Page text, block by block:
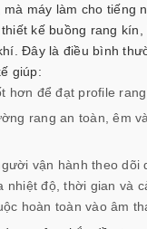
mà máy làm cho tiếng
kế buồng rang kín,
Đây là điều bình
giúp:
hơn để đạt profile rang
rang an toàn, êm
vận hành theo dõi
nhiệt độ, thời gian và
hoàn toàn vào âm